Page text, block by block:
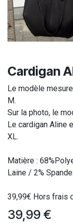
Cardigan
Le modèle
M.
Sur la photo, le
Le cardigan Aline
XL.
Matière :
Laine / 2%
39,99€ Hors frais
39,99 €